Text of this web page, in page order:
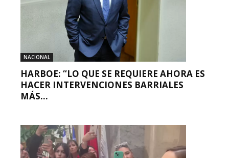
NACIONAL
HARBOE: “LO QUE SE REQUIERE AHORA ES
HACER INTERVENCIONES BARRIALES
MÁS...